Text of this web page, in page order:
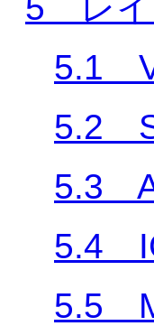
5.1
5.2
5.3
5.4
5.5